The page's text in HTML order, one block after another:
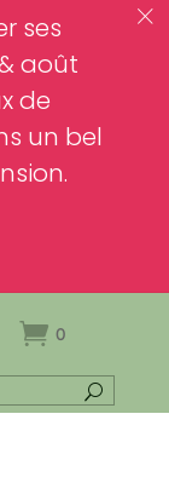
ses
août
de
un bel
c
0